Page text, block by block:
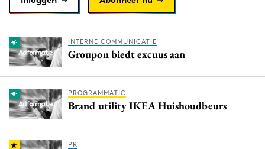
INTERNE COMMUNICATIE
Groupon biedt excuus aan
PROGRAMMATIC
Brand utility IKEA Huishoudbeurs
PR